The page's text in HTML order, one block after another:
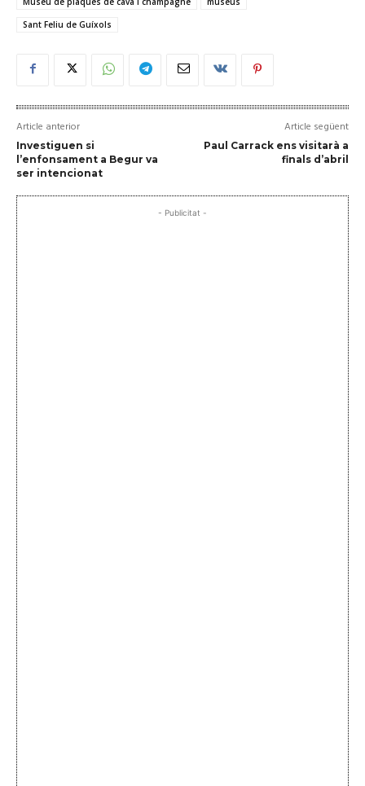
Sant Feliu de Guíxols
Article anterior
Investiguen si
l’enfonsament a Begur va
ser intencionat
Article següent
Paul Carrack ens visitarà a
finals d’abril
- Publicitat -